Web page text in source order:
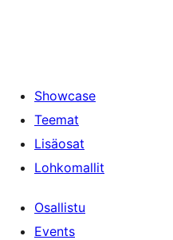
Showcase
Teemat
Lisäosat
Lohkomallit
Osallistu
Events